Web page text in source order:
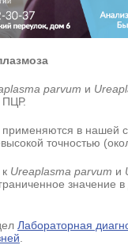
parvum и
ПЦР.
в нашей
точностью
Ureaplasma parvum и
значение в
Лабораторная